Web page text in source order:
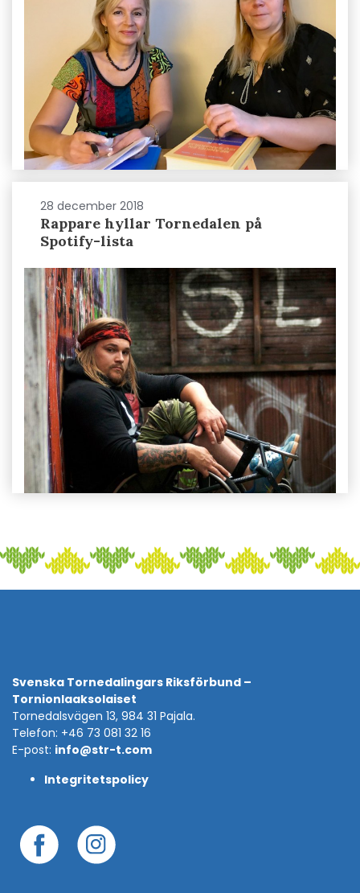
28 december 2018
Rappare hyllar Tornedalen på
Spotify-lista
Svenska Tornedalingars Riksförbund –
Tornionlaaksolaiset
Tornedalsvägen 13, 984 31 Pajala.
Telefon: +46 73 081 32 16
E-post: info@str-t.com
Integritetspolicy